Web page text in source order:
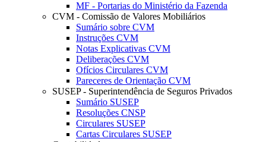
MF - Portarias do Ministério da Fazenda
CVM - Comissão de Valores Mobiliários
Sumário sobre CVM
Instruções CVM
Notas Explicativas CVM
Deliberações CVM
Ofícios Circulares CVM
Pareceres de Orientação CVM
SUSEP - Superintendência de Seguros Privados
Sumário SUSEP
Resoluções CNSP
Circulares SUSEP
Cartas Circulares SUSEP